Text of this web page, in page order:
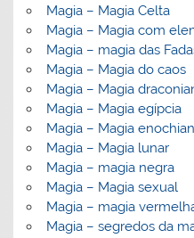
Magia – Magia Celta
Magia – Magia com
Magia – magia das
Magia – Magia do caos
Magia – Magia
Magia – Magia egípcia
Magia – Magia
Magia – Magia lunar
Magia – magia negra
Magia – Magia sexual
Magia – magia
Magia – segredos da